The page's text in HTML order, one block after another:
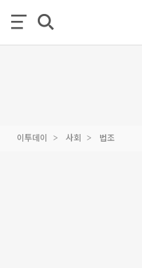
이투데이 사회 법조